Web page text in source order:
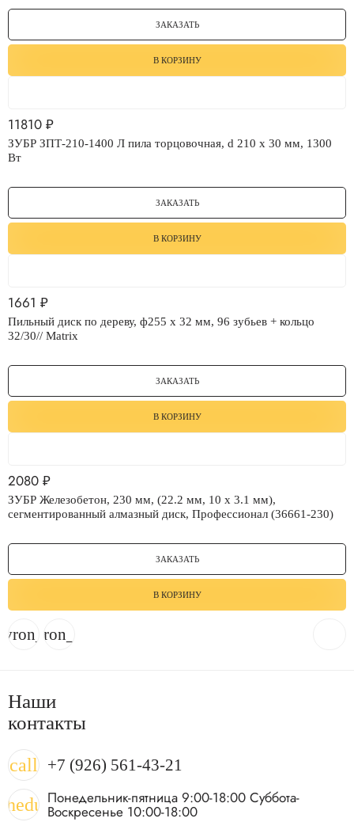
ЗАКАЗАТЬ
В КОРЗИНУ
11810 ₽
ЗУБР ЗПТ-210-1400 Л пила торцовочная, d 210 х 30 мм, 1300
Вт
ЗАКАЗАТЬ
В КОРЗИНУ
1661 ₽
Пильный диск по дереву, ф255 х 32 мм, 96 зубьев + кольцо
32/30// Matrix
ЗАКАЗАТЬ
В КОРЗИНУ
2080 ₽
ЗУБР Железобетон, 230 мм, (22.2 мм, 10 х 3.1 мм),
сегментированный алмазный диск, Профессионал (36661-230)
ЗАКАЗАТЬ
В КОРЗИНУ
chevron_right
Наши
контакты
call +7 (926) 561-43-21
Понедельник-пятница 9:00-18:00 Суббота-
Воскресенье 10:00-18:00